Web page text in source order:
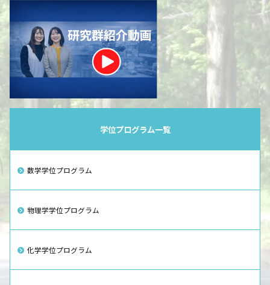
学位プログラム一覧
数学学位プログラム
物理学学位プログラム
化学学位プログラム